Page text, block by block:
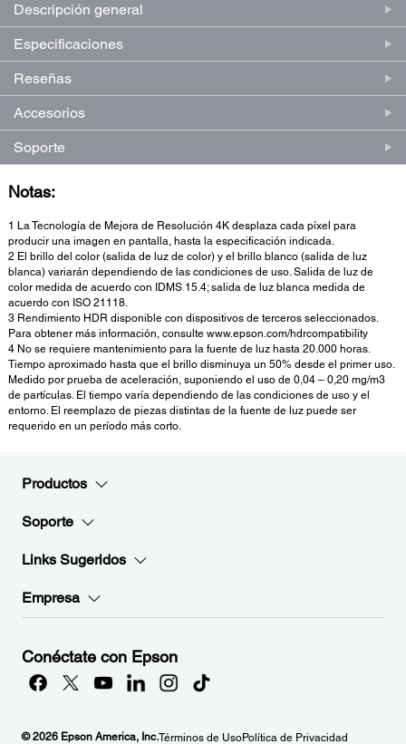
Descripción general
Especificaciones
Reseñas
Accesorios
Soporte
Notas:
1 La Tecnología de Mejora de Resolución 4K desplaza cada píxel para
producir una imagen en pantalla, hasta la especificación indicada.
2 El brillo del color (salida de luz de color) y el brillo blanco (salida de luz
blanca) variarán dependiendo de las condiciones de uso. Salida de luz de
color medida de acuerdo con IDMS 15.4; salida de luz blanca medida de
acuerdo con ISO 21118.
3 Rendimiento HDR disponible con dispositivos de terceros seleccionados.
Para obtener más información, consulte www.epson.com/hdrcompatibility
4 No se requiere mantenimiento para la fuente de luz hasta 20.000 horas.
Tiempo aproximado hasta que el brillo disminuya un 50% desde el primer uso.
Medido por prueba de aceleración, suponiendo el uso de 0,04 – 0,20 mg/m3
de partículas. El tiempo varía dependiendo de las condiciones de uso y el
entorno. El reemplazo de piezas distintas de la fuente de luz puede ser
requerido en un período más corto.
Productos
Soporte
Links Sugeridos
Empresa
Conéctate con Epson
© 2026 Epson America, Inc.Términos de UsoPolítica de Privacidad